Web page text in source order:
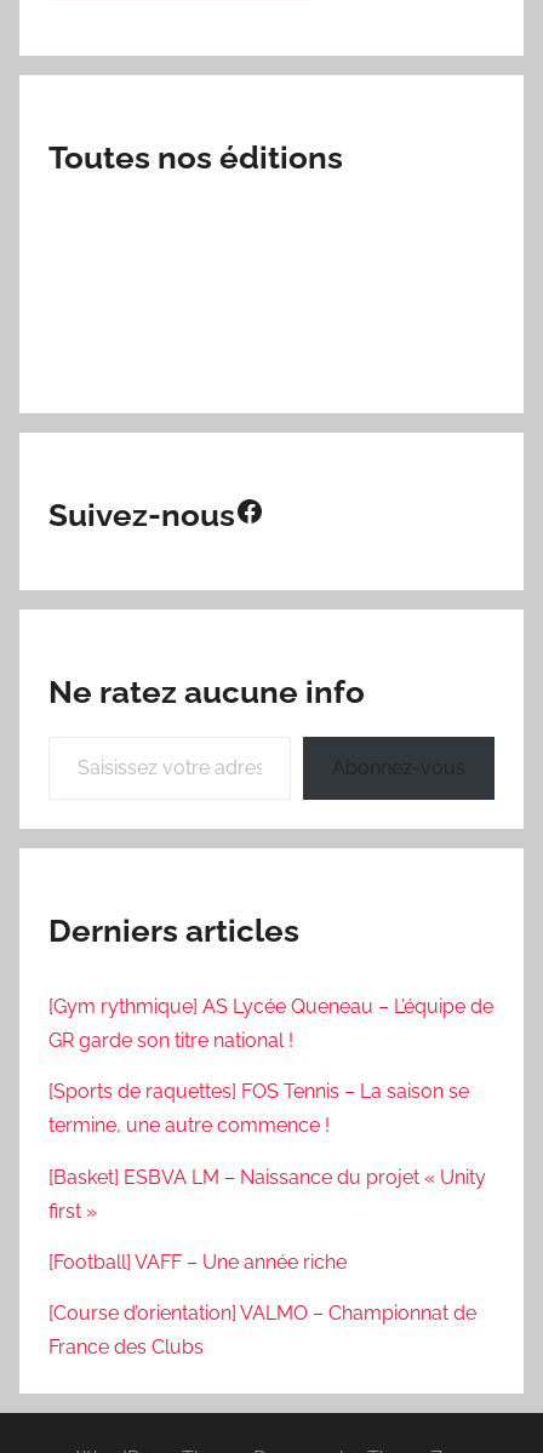
Toutes nos éditions
Suivez-nousFacebook
Ne ratez aucune info
Abonnez-vous
Derniers articles
[Gym rythmique] AS Lycée Queneau – L’équipe de
GR garde son titre national !
[Sports de raquettes] FOS Tennis – La saison se
termine, une autre commence !
[Basket] ESBVA LM – Naissance du projet « Unity
first »
[Football] VAFF – Une année riche
[Course d’orientation] VALMO – Championnat de
France des Clubs